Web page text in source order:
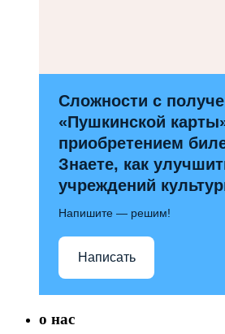
Сложности с
«Пушкинской
приобретением
Знаете, как
учреждений
Напишите — решим!
Написать
о нас